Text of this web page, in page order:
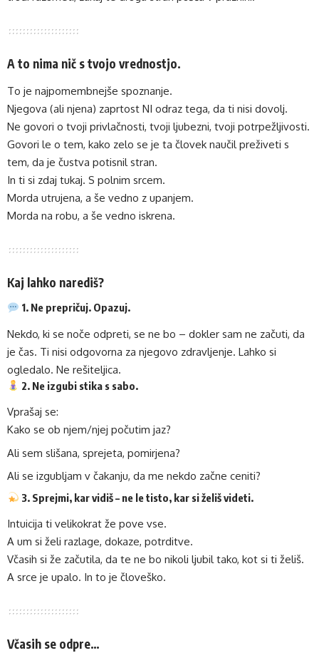
A to nima nič s tvojo vrednostjo.
To je najpomembnejše spoznanje.
Njegova (ali njena) zaprtost NI odraz tega, da ti nisi dovolj.
Ne govori o tvoji privlačnosti, tvoji ljubezni, tvoji potrpežljivosti.
Govori le o tem, kako zelo se je ta človek naučil preživeti s
tem, da je čustva potisnil stran.
In ti si zdaj tukaj. S polnim srcem.
Morda utrujena, a še vedno z upanjem.
Morda na robu, a še vedno iskrena.
Kaj lahko narediš?
1. Ne prepričuj. Opazuj.
Nekdo, ki se noče odpreti, se ne bo – dokler sam ne začuti, da
je čas. Ti nisi odgovorna za njegovo zdravljenje. Lahko si
ogledalo. Ne rešiteljica.
2. Ne izgubi stika s sabo.
Vprašaj se:
Kako se ob njem/njej počutim jaz?
Ali sem slišana, sprejeta, pomirjena?
Ali se izgubljam v čakanju, da me nekdo začne ceniti?
3. Sprejmi, kar vidiš – ne le tisto, kar si želiš videti.
Intuicija ti velikokrat že pove vse.
A um si želi razlage, dokaze, potrditve.
Včasih si že začutila, da te ne bo nikoli ljubil tako, kot si ti želiš.
A srce je upalo. In to je človeško.
Včasih se odpre…